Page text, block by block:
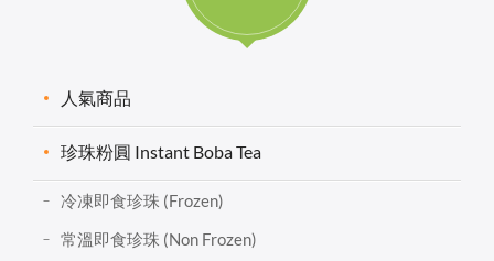
人氣商品
珍珠粉圓 Instant Boba Tea
冷凍即食珍珠 (Frozen)
常溫即食珍珠 (Non Frozen)